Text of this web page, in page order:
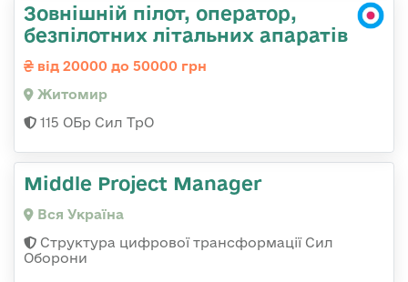
Зовнішній пілот, оператор,
безпілотних літальних апаратів
від 20000 до 50000 грн
Житомир
115 ОБр Сил ТрО
Middle Project Manager
Вся Україна
Структура цифрової трансформації Сил
Оборони